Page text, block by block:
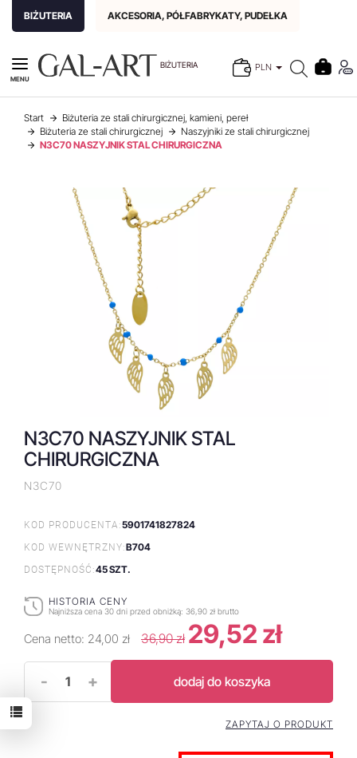
BIŻUTERIA AKCESORIA, PÓŁFABRYKATY, PUDEŁKA
BIŻUTERIA PLN
MENU
Start
Biżuteria ze stali chirurgicznej, kamieni, pereł
Biżuteria ze stali chirurgicznej
Naszyjniki ze stali chirurgicznej
N3C70 NASZYJNIK STAL CHIRURGICZNA
N3C70 NASZYJNIK STAL
CHIRURGICZNA
N3C70
KOD PRODUCENTA:5901741827824
KOD WEWNĘTRZNY:B704
DOSTĘPNOŚĆ:45 SZT.
HISTORIA CENY
Najniższa cena 30 dni przed obniżką: 36,90 zł brutto
Cena netto: 24,00 zł 36,90 zł 29,52 zł
- + dodaj do koszyka
ZAPYTAJ O PRODUKT